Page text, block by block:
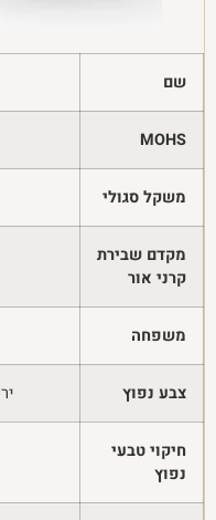
שם
MOHS
משקל סגולי
מקדם שבירת
קרני אור
משפחה
צבע נפוץ
חיקוי טבעי
נפוץ